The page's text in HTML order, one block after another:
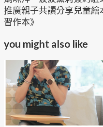
推廣親子共讀分享兒童
習作本》
you might also like